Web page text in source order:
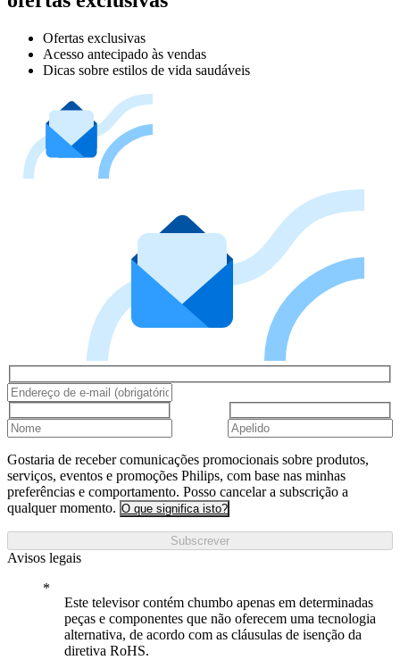
Ofertas exclusivas
Acesso antecipado às vendas
Dicas sobre estilos de vida saudáveis
Gostaria de receber comunicações promocionais sobre produtos,
serviços, eventos e promoções Philips, com base nas minhas
preferências e comportamento. Posso cancelar a subscrição a
qualquer momento. O que significa isto?
Subscrever
Avisos legais
Este televisor contém chumbo apenas em determinadas
peças e componentes que não oferecem uma tecnologia
alternativa, de acordo com as cláusulas de isenção da
diretiva RoHS.